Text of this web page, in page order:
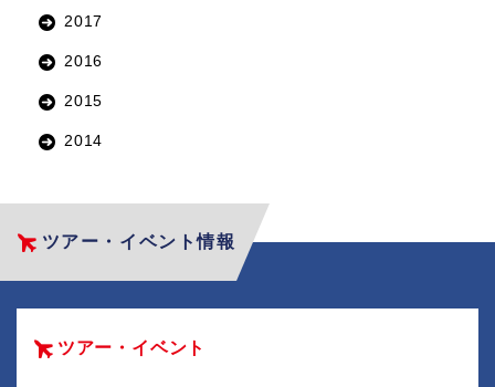
2017
2016
2015
2014
ツアー・イベント情報
ツアー・イベント